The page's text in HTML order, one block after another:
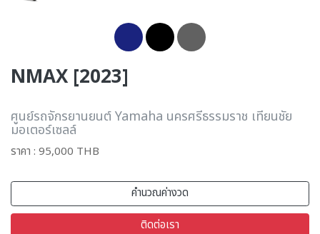
NMAX [2023]
ศูนย์รถจักรยานยนต์ Yamaha นครศรีธรรมราช เทียนชัย
มอเตอร์เซลล์
ราคา : 95,000 THB
คำนวณค่างวด
ติดต่อเรา